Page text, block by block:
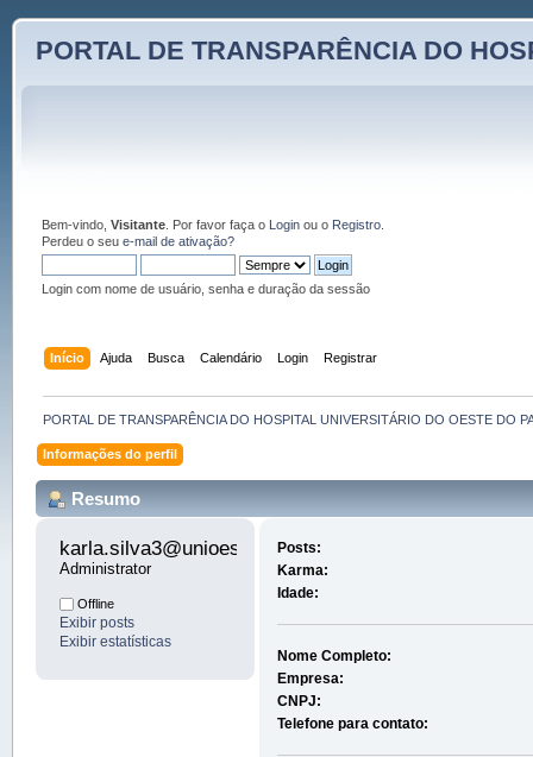
PORTAL DE TRANSPARÊNCIA DO
Bem-vindo, Visitante. Por favor faça o Loginou o Registro.
Perdeu o seu e-mail de ativação?
Login com nome de usuário, senha e duração da sessão
Início Ajuda Busca Calendário Login Registrar
PORTAL DE TRANSPARÊNCIA DO HOSPITAL UNIVERSITÁRIO DO OESTE DO
Informações do perfil
Resumo
karla.silva3@unioeste.br
Administrator
Offline
Exibir posts
Exibir estatísticas
Posts:
Karma:
Idade:
Nome Completo:
Empresa:
CNPJ:
Telefone para contato: